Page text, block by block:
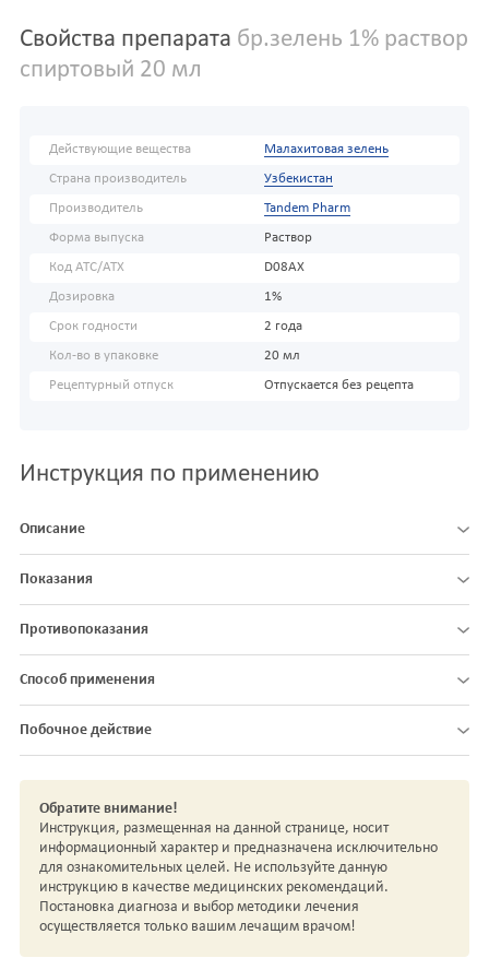
Свойства препарата бр.зелень 1% раствор
спиртовый 20 мл
Действующие вещества Малахитовая зелень
Страна производитель Узбекистан
Производитель Tandem Pharm
Форма выпуска Раствор
Код АТС/ATX D08AX
Дозировка 1%
Срок годности 2 года
Кол-во в упаковке 20 мл
Рецептурный отпуск Отпускается без рецепта
Инструкция по применению
Описание
Показания
Противопоказания
Способ применения
Побочное действие
Обратите внимание!
Инструкция, размещенная на данной странице, носит
информационный характер и предназначена исключительно
для ознакомительных целей. Не используйте данную
инструкцию в качестве медицинских рекомендаций.
Постановка диагноза и выбор методики лечения
осуществляется только вашим лечащим врачом!